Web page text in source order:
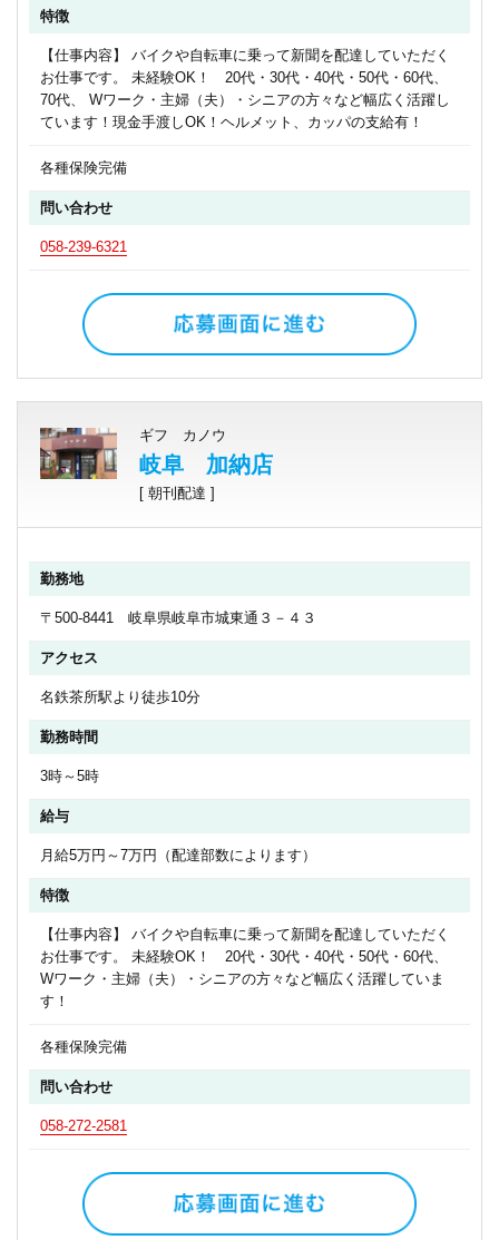
特徴
【仕事内容】 バイクや自転車に乗って新聞を配達していただく
お仕事です。 未経験OK！ 20代・30代・40代・50代・60代、
70代、 Wワーク・主婦（夫）・シニアの方々など幅広く活躍し
ています！現金手渡しOK！ヘルメット、カッパの支給有！
各種保険完備
問い合わせ
058-239-6321
ギフ カノウ
岐阜 加納店
[ 朝刊配達 ]
勤務地
〒500-8441 岐阜県岐阜市城東通３－４３
アクセス
名鉄茶所駅より徒歩10分
勤務時間
3時～5時
給与
月給5万円～7万円（配達部数によります）
特徴
【仕事内容】 バイクや自転車に乗って新聞を配達していただく
お仕事です。 未経験OK！ 20代・30代・40代・50代・60代、
Wワーク・主婦（夫）・シニアの方々など幅広く活躍していま
す！
各種保険完備
問い合わせ
058-272-2581